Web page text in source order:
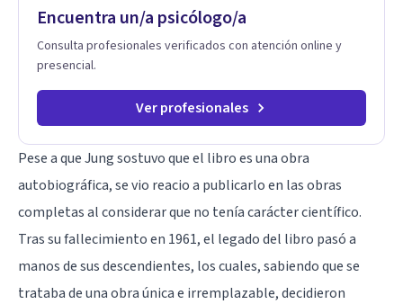
Encuentra un/a psicólogo/a
Consulta profesionales verificados con atención online y
presencial.
Ver profesionales
Pese a que Jung sostuvo que el libro es una obra
autobiográfica, se vio reacio a publicarlo en las obras
completas al considerar que no tenía carácter científico.
Tras su fallecimiento en 1961, el legado del libro pasó a
manos de sus descendientes, los cuales, sabiendo que se
trataba de una obra única e irremplazable, decidieron